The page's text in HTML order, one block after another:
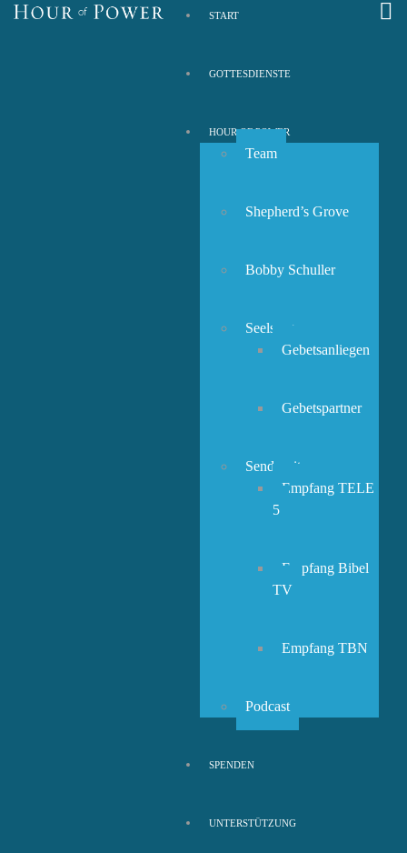
START
GOTTESDIENSTE
HOUR OF POWER
Team
Shepherd’s Grove
Bobby Schuller
Seelsorge
Gebetsanliegen
Gebetspartner
Sendezeiten
Empfang TELE
5
Empfang Bibel
TV
Empfang TBN
Podcast
SPENDEN
UNTERSTÜTZUNG